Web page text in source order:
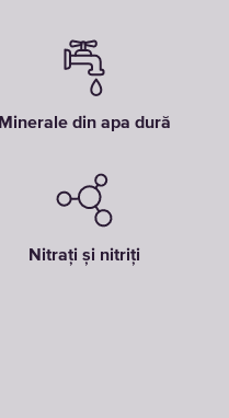
Minerale din apa dură
Nitrați și nitriți